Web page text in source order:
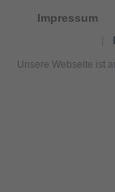
Impressum
Unsere Webseite ist